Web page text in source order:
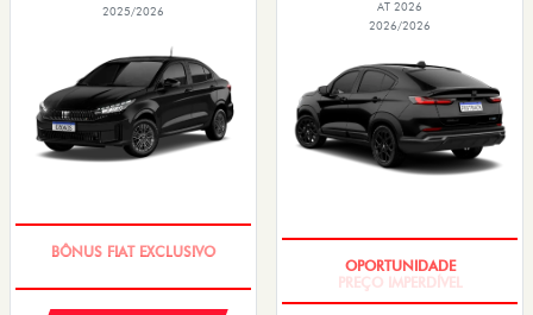
2025/2026
AT 2026
2026/2026